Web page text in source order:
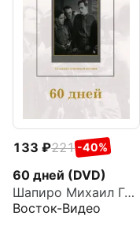
133 221 -40%
60 дней (DVD)
Шапиро Михаил Григорьевич
Восток-Видео